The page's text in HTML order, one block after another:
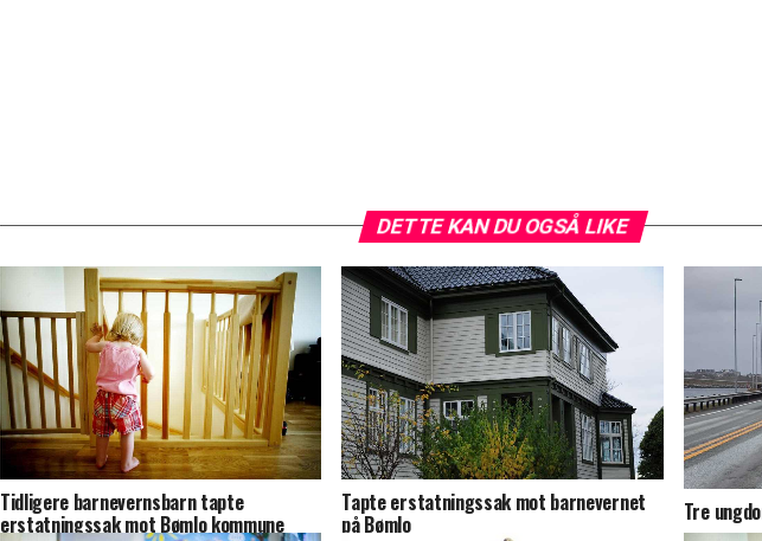
DETTE KAN DU OGSÅ LIKE
Tidligere barnevernsbarn tapte
erstatningssak mot Bømlo kommune
Tapte erstatningssak mot barnevernet
på Bømlo Tre